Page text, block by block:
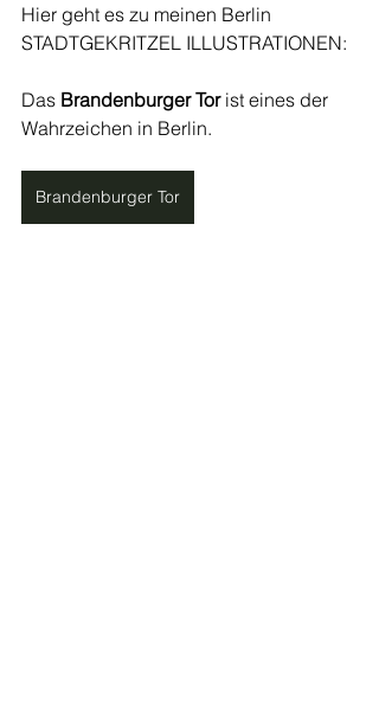
Hier geht es zu meinen Berlin
STADTGEKRITZEL ILLUSTRATIONEN:
Das Brandenburger Tor ist eines der
Wahrzeichen in Berlin.
Brandenburger Tor